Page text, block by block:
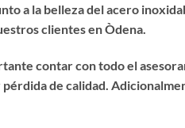
a la belleza del acero
clientes en Òdena.
contar con todo el
de calidad.